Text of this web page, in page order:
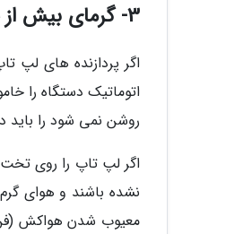
3- گرمای بیش از حد دستگاه
اگر پردازنده های لپ
اتوماتیک دستگاه را
روشن نمی شود را
اگر لپ تاپ را روی
نشده باشند و هوای
معیوب شدن هواکش (فن)